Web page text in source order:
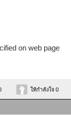
on web page
ให้กำลังใจ 0